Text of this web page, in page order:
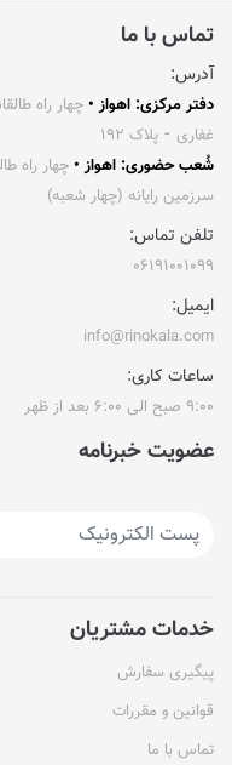
تماس با ما
آدرس:
دفتر مرکزی: اهواز • چهار راه
غفاری ⁃ پلاک ۱۹۲
شُعب حضوری: اهواز •چهار راه
سرزمین رایانه (چهار شعبه)
تلفن تماس:
۰۶۱۹۱۰۰۱۰۹۹
ایمیل:
info@rinokala.com
ساعات کاری:
۹:۰۰ صبح الی ۶:۰۰ بعد از ظهر
عضویت خبرنامه
خدمات مشتریان
پیگیری سفارش
قوانین و مقررات
تماس با ما